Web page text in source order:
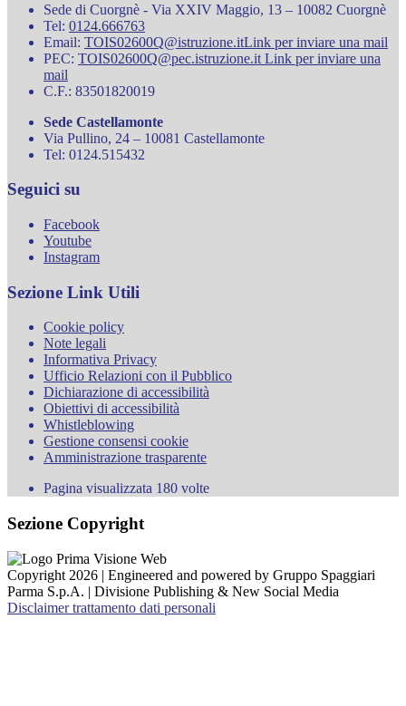
Sede di Cuorgnè - Via XXIV Maggio, 13 – 10082 Cuorgnè
Tel: 0124.666763
Email: TOIS02600Q@istruzione.itLink per inviare una mail
PEC: TOIS02600Q@pec.istruzione.it Link per inviare una
mail
C.F.: 83501820019
Sede Castellamonte
Via Pullino, 24 – 10081 Castellamonte
Tel: 0124.515432
Seguici su
Facebook
Youtube
Instagram
Sezione Link Utili
Cookie policy
Note legali
Informativa Privacy
Ufficio Relazioni con il Pubblico
Dichiarazione di accessibilità
Obiettivi di accessibilità
Whistleblowing
Gestione consensi cookie
Amministrazione trasparente
Pagina visualizzata 180 volte
Sezione Copyright
Copyright 2026 | Engineered and powered by Gruppo Spaggiari
Parma S.p.A. | Divisione Publishing & New Social Media
Disclaimer trattamento dati personali